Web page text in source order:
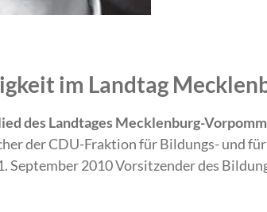
im Landtag
des Landtages Mecklenburg-
der CDU-Fraktion für Bildungs- und
September 2010 Vorsitzender des